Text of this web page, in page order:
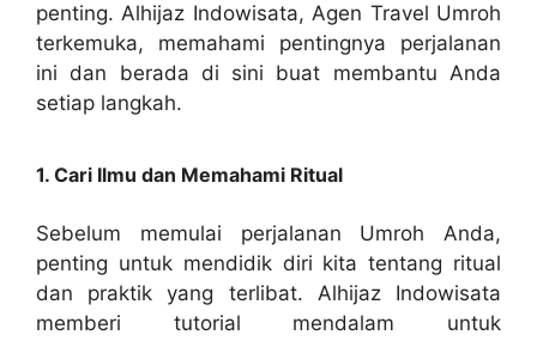
penting. Alhijaz Indowisata, Agen Travel Umroh
terkemuka, memahami pentingnya perjalanan
ini dan berada di sini buat membantu Anda
setiap langkah.
1. Cari Ilmu dan Memahami Ritual
Sebelum memulai perjalanan Umroh Anda,
penting untuk mendidik diri kita tentang ritual
dan praktik yang terlibat. Alhijaz Indowisata
memberi tutorial mendalam untuk